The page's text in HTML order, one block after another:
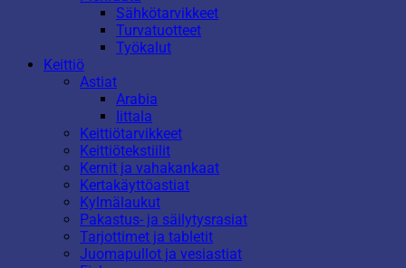
Sähkötarvikkeet
Turvatuotteet
Työkalut
Keittiö
Astiat
Arabia
Iittala
Keittiötarvikkeet
Keittiötekstiilit
Kernit ja vahakankaat
Kertakäyttöastiat
Kylmälaukut
Pakastus- ja säilytysrasiat
Tarjottimet ja tabletit
Juomapullot ja vesiastiat